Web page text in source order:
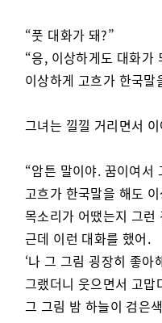
“풋 대화가 돼?”
“응, 이상하게도 대화가
이상하게 고흐가 한국말
그녀는 낄낄 거리면서
“암튼 말이야. 꿈이여서
고흐가 한국말을 해도
목소리가 어땠는지 그런
근데 이런 대화를 했어.
‘나 그 그림 굉장히 좋아
그랬더니 웃으면서 고맙
그 그림 밤 하늘이 검은